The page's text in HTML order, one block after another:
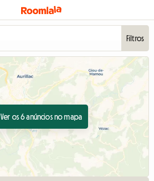
Filtros
Ver os 6 anúncios no mapa